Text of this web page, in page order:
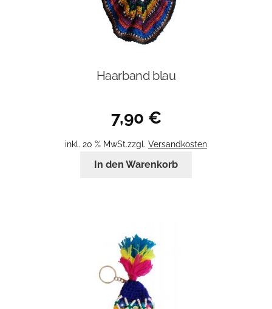
Haarband blau
7,90 €
inkl. 20 % MwSt.zzgl. Versandkosten
In den Warenkorb